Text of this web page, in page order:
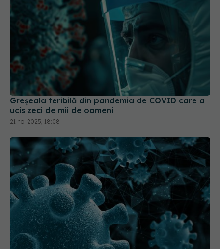
Greșeala teribilă din pandemia de COVID care a
ucis zeci de mii de oameni
21 noi 2025, 18:08